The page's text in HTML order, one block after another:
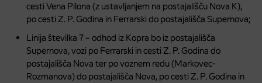
cesti Vena Pilona (z ustavljanjem na postajališču Nova K),
po cesti Z. P. Godina in Ferrarski do postajališča Supernova;
Linija številka 7 – odhod iz Kopra bo iz postajališča
Supernova, vozi po Ferrarski in cesti Z. P. Godina do
postajališča Nova ter po voznem redu (Markovec-
Rozmanova) do postajališča Nova, po cesti Z. P. Godina in